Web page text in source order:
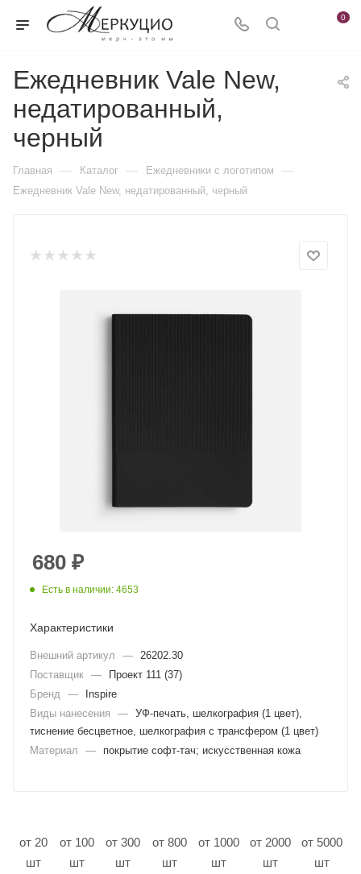
0
Ежедневник Vale New,
недатированный,
черный
Главная — Каталог — Ежедневники c логотипом —
Ежедневник Vale New, недатированный, черный
680 ₽
Есть в наличии: 4653
Характеристики
Внешний артикул —
26202.30
Поставщик —
Проект 111 (37)
Бренд
—
Inspire
Виды нанесения
— УФ-печать, шелкография (1 цвет),
тиснение бесцветное, шелкография с трансфером (1 цвет)
Материал
— покрытие софт-тач; искусственная кожа
от 20
шт
от 100
шт
от 300
шт
от 800
шт
от 1000
шт
от 2000
шт
от 5000
шт